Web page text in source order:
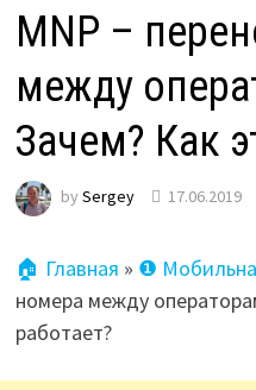
MNP –
между
Зачем? Как
by Sergey 17.06.2019
🏠 Главная » ❶
номера между
работает?